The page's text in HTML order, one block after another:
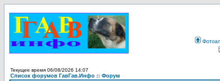
Текущее время 06/08/2026 14:07
Список форумов ГавГав.Инфо :: Форум